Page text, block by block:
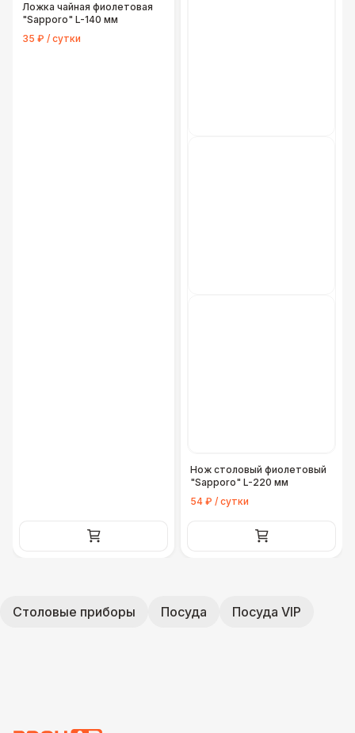
Ложка чайная фиолетовая
"Sapporo" L-140 мм
35 ₽ / сутки
Нож столовый фиолетовый
"Sapporo" L-220 мм
54 ₽ / сутки
Столовые приборы Посуда Посуда VIP